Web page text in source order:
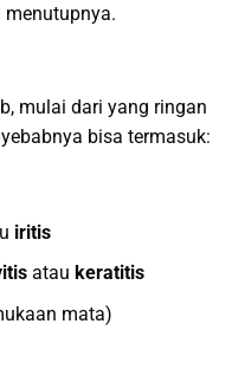
mulai dari yang ringan
bisa termasuk:
iritis
atau keratitis
mata)